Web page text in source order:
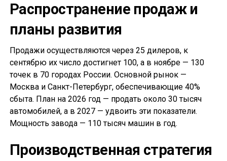
Распространение продаж и
планы развития
Продажи осуществляются через 25 дилеров, к
сентябрю их число достигнет 100, а в ноябре — 130
точек в 70 городах России. Основной рынок —
Москва и Санкт-Петербург, обеспечивающие 40%
сбыта. План на 2026 год — продать около 30 тысяч
автомобилей, а в 2027 — удвоить эти показатели.
Мощность завода — 110 тысяч машин в год.
Производственная стратегия